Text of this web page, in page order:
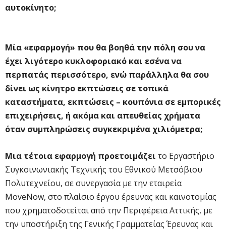
αυτοκίνητο;
Μία «εφαρμογή» που θα βοηθά την πόλη σου να
έχει λιγότερο κυκλοφοριακό και εσένα να
περπατάς περισσότερο, ενώ παράλληλα θα σου
δίνει ως κίνητρο εκπτώσεις σε τοπικά
καταστήματα, εκπτώσεις – κουπόνια σε εμπορικές
επιχειρήσεις, ή ακόμα και απευθείας χρήματα
όταν συμπληρώσεις συγκεκριμένα χιλιόμετρα;
Μια τέτοια εφαρμογή προετοιμάζει το Εργαστήριο
Συγκοινωνιακής Τεχνικής του Εθνικού Μετσόβιου
Πολυτεχνείου, σε συνεργασία με την εταιρεία
MoveNow, στο πλαίσιο έργου έρευνας και καινοτομίας
που χρηματοδοτείται από την Περιφέρεια Αττικής, με
την υποστήριξη της Γενικής Γραμματείας Έρευνας και